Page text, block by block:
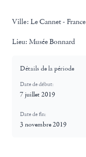
Ville: Le Cannet - France
Lieu: Musée Bonnard
Détails de la période
Date de début:
7 juillet 2019
Date de fin:
3 novembre 2019